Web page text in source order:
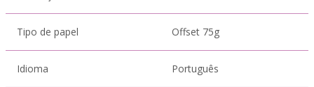
Tipo de papel Offset 75g
Idioma Português